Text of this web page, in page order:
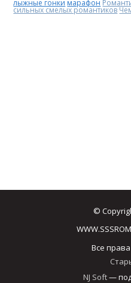
лыжные гонки марафон
сильных смелых романтиков
©
Все
NJ Soft—